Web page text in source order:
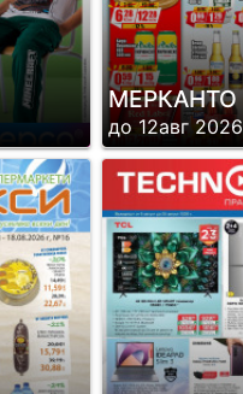
МЕРКАНТО
до 12авг 2026